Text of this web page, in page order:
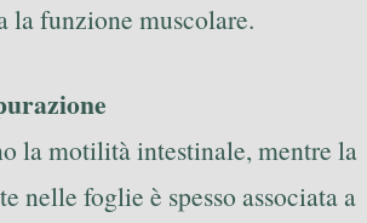
la funzione muscolare.
la motilità intestinale, mentre la
nelle foglie è spesso associata a